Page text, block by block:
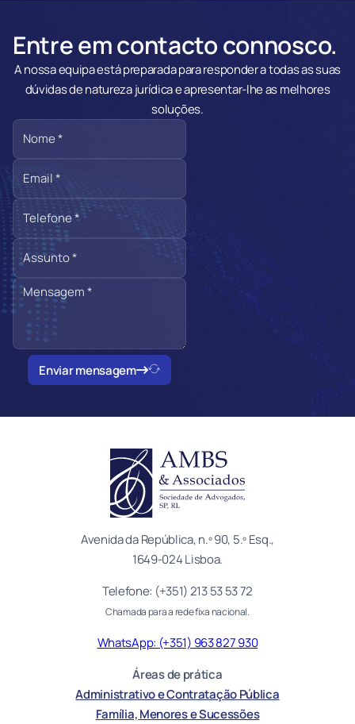
Entre em contacto connosco.
A nossa equipa está preparada para responder a todas as suas
dúvidas de natureza jurídica e apresentar-lhe as melhores
soluções.
Enviar mensagem
Avenida da República, n.º 90, 5.º Esq.,
1649-024 Lisboa.
Telefone: (+351) 213 53 53 72
Chamada para a rede fixa nacional.
WhatsApp: (+351) 963 827 930
Áreas de prática
Administrativo e Contratação Pública
Família, Menores e Sucessões